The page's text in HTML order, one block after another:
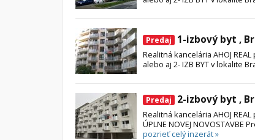
Predaj 1-izbový byt ,
Realitná kancelária AHOJ
alebo aj 2- IZB BYT v lokalite
Predaj 2-izbový byt ,
Realitná kancelária AHOJ REAL
ÚPLNE NOVEJ NOVOSTAVBE
pozrieť celý inzerát »